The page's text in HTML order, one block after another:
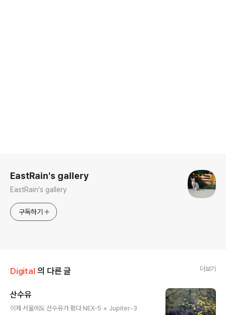
EastRain's gallery
EastRain's gallery
구독하기
Digital 의 다른 글 더보기
산수유
이제 서울에도 산수유가 폈다 NEX-5 + Jupiter-3